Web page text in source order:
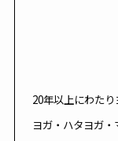
20年以上にわた
ヨガ・ハタヨガ